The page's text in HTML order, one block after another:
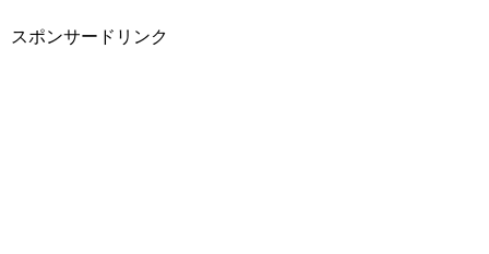
スポンサードリンク